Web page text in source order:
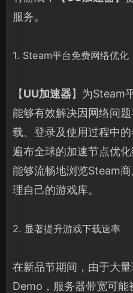
服务。
1. Steam平台免费网络优化
【UU加速器】为Steam
能够有效解决因网络问
载、登录及使用过程中
遍布全球的加速节点优
能够流畅地浏览Steam
理自己的游戏库。
2. 显著提升游戏下载速率
在新品节期间，由于大
Demo，服务器带宽可